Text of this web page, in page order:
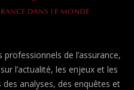
de l’assurance,
l’actualité, les enjeux et les
analyses, des enquêtes et